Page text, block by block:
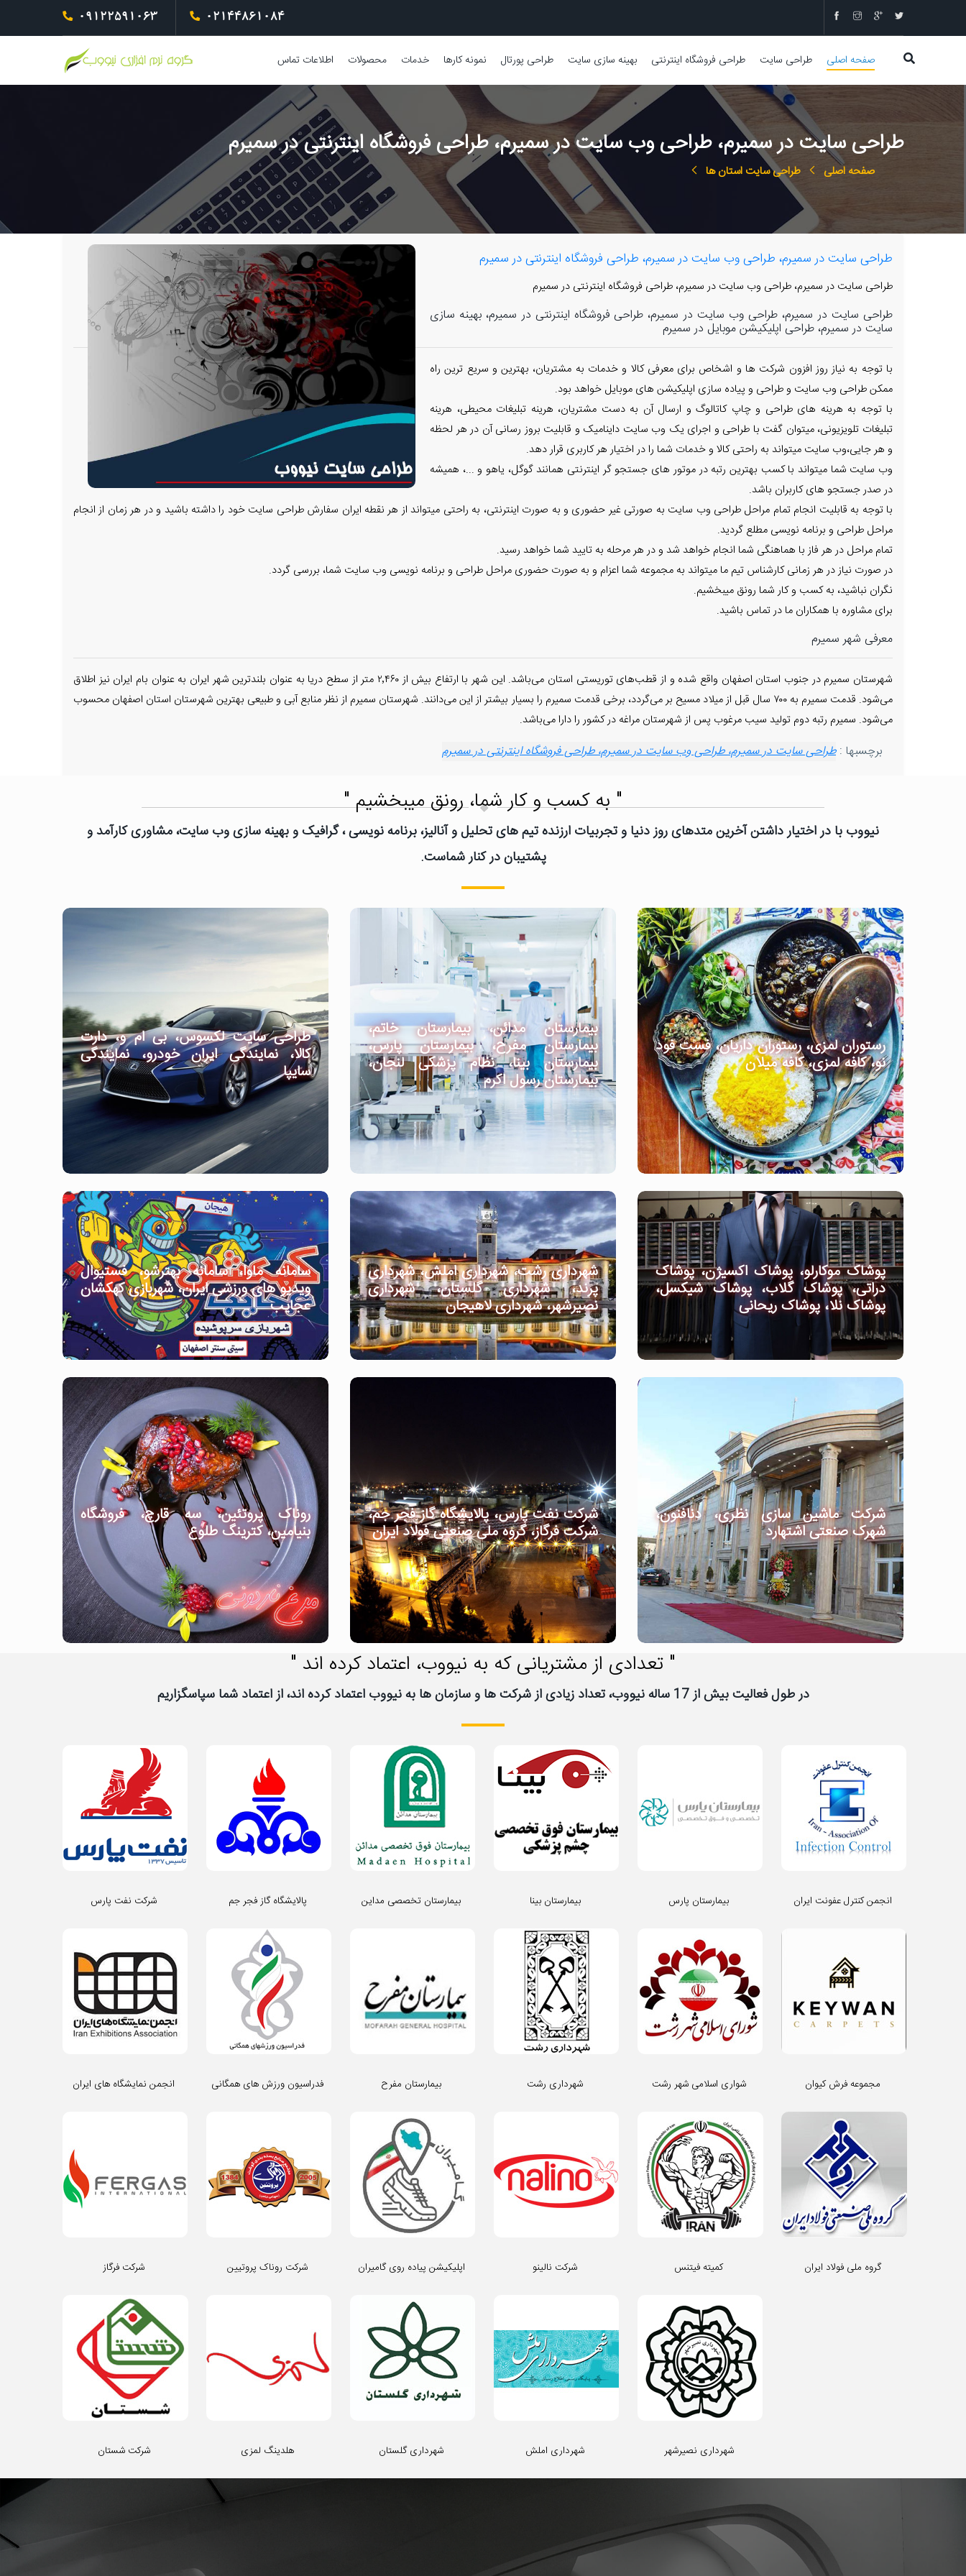
09122591063 02144861084
صفحه اصلی طراحی سایت طراحی فروشگاه اینترنتی بهینه سازی سایت طراحی پورتال نمونه کارها خدمات محصولات اطلاعات تماس
طراحی سایت در سمیرم، طراحی وب سایت در سمیرم، طراحی فروشگاه اینترنتی در سمیرم
صفحه اصلی طراحی سایت استان ها
طراحی سایت در سمیرم، طراحی وب سایت در سمیرم، طراحی فروشگاه اینترنتی در سمیرم
طراحی سایت در سمیرم، طراحی وب سایت در سمیرم، طراحی فروشگاه اینترنتی در سمیرم
طراحی سایت در سمیرم، طراحی وب سایت در سمیرم، طراحی فروشگاه اینترنتی در سمیرم، بهینه سازی
سایت در سمیرم، طراحی اپلیکیشن موبایل در سمیرم
با توجه به نیاز روز افزون شرکت ها و اشخاص برای معرفی کالا و خدمات به مشتریان، بهترین و سریع ترین راه
ممکن طراحی وب سایت و طراحی و پیاده سازی اپلیکیشن های موبایل خواهد بود.
با توجه به هرینه های طراحی و چاپ کاتالوگ و ارسال آن به دست مشتریان، هرینه تبلیغات محیطی، هرینه
تبلیغات تلویزیونی، میتوان گفت با طراحی و اجرای یک وب سایت داینامیک و قابلیت بروز رسانی آن در هر لحظه
و هر جایی،وب سایت میتواند به راحتی کالا و خدمات شما را در اختیار هر کاربری قرار دهد.
وب سایت شما میتواند با کسب بهترین رتبه در موتور های جستجو گر اینترنتی همانند گوگل، یاهو و ...، همیشه
در صدر جستجو های کاربران باشد.
با توجه به قابلیت انجام تمام مراحل طراحی وب سایت به صورتی غیر حضوری و به صورت اینترنتی، به راحتی میتواند از هر نقطه ایران سفارش طراحی سایت خود را داشته باشید و در هر زمان از انجام
مراحل طراحی و برنامه نویسی مطلع گردید.
تمام مراحل در هر فاز با هماهنگی شما انجام خواهد شد و در هر مرحله به تایید شما خواهد رسید.
در صورت نیاز در هر زمانی کارشناس تیم ما میتواند به مجموعه شما اعزام و به صورت حضوری مراحل طراحی و برنامه نویسی وب سایت شما، بررسی گردد.
نگران نباشید، به کسب و کار شما رونق میبخشیم.
برای مشاوره با همکاران ما در تماس باشید.
معرفی شهر سمیرم
شهرستان سمیرم در جنوب استان اصفهان واقع شده و از قطب‌های توریستی استان می‌باشد. این شهر با ارتفاع بیش از ۲٬۴۶۰ متر از سطح دریا به عنوان بلندترین شهر ایران به عنوان بام ایران نیز اطلاق
می‌شود. قدمت سمیرم به ۷۰۰ سال قبل از میلاد مسیح بر می‌گردد، برخی قدمت سمیرم را بسیار بیشتر از این می‌دانند. شهرستان سمیرم از نظر منابع آبی و طبیعی بهترین شهرستان استان اصفهان محسوب
می‌شود. سمیرم رتبه دوم تولید سیب مرغوب پس از شهرستان مراغه در کشور را دارا می‌باشد.
برچسبها :طراحی سایت در سمیرم، طراحی وب سایت در سمیرم، طراحی فروشگاه اینترنتی در سمیرم
" به کسب و کار شما، رونق میبخشیم "
نیووب با در اختیار داشتن آخرین متدهای روز دنیا و تجربیات ارزنده تیم های تحلیل و آنالیز، برنامه نویسی ، گرافیک و بهینه سازی وب سایت، مشاوری کارآمد و
پشتیبان در کنار شماست.
طراحی سایت لکسوس، بی ام و، دارت
کالا، نمایندگی ایران خودرو، نمایندگی
سایپا
بیمارستان مدائن، بیمارستان خاتم،
بیمارستان مفرح، بیمارستان پارس،
بیمارستان بینا، نظام پزشکی لنجان،
بیمارستان رسول اکرم
رستوران لمزی، رستوران داریان، فست فود
نو، کافه لمزی، کافه میلان
سامانه ماوا، سامانه بهترشو، فستیوال
ویدیو های ورزشی ایران، شهربازی کهکشان
عجایب
شهرداری رشت، شهرداری املش، شهرداری
پرند، شهرداری گلستان، شهرداری
نصیرشهر، شهرداری لاهیجان
پوشاک موکارلو، پوشاک اکسیژن، پوشاک
دراتی، پوشاک گلاب، پوشاک شیکسل،
پوشاک نلا، پوشاک ریحانی
روناک پروتئین، سه قارچ، فروشگاه
بنیامین، کترینگ طلوع
شرکت نفت پارس، پالایشگاه گاز فجر جم،
شرکت فرگاز، گروه ملی صنعتی فولاد ایران
شرکت ماشین سازی نظری، دنافنون،
شهرک صنعتی اشتهارد
" تعدادی از مشتریانی که به نیووب، اعتماد کرده اند "
در طول فعالیت بیش از 17 ساله نیووب، تعداد زیادی از شرکت ها و سازمان ها به نیووب اعتماد کرده اند، از اعتماد شما سپاسگزاریم
شرکت نفت پارس پالایشگاه گاز فجر جم بیمارستان تخصصی مداین بیمارستان بینا بیمارستان پارس انجمن کنترل عفونت ایران
انجمن نمایشگاه های ایران فدراسیون ورزش های همگانی بیمارستان مفرح شهرداری رشت شواری اسلامی شهر رشت مجموعه فرش کیوان
شرکت فرگاز شرکت روناک پروتیین اپلیکیشن پیاده روی گامیران شرکت نالینو کمیته فیتنس گروه ملی فولاد ایران
شرکت شستان هلدینگ لمزی شهرداری گلستان شهرداری املش شهرداری نصیرشهر